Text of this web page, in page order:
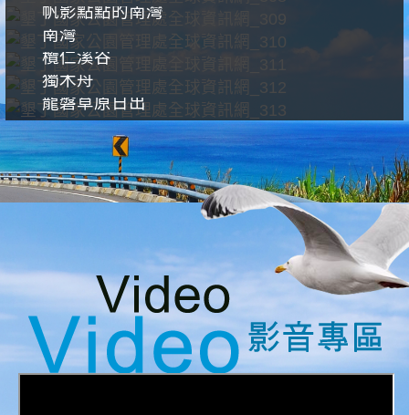
帆影點點的南灣
南灣
欖仁溪谷
獨木舟
龍磐草原日出